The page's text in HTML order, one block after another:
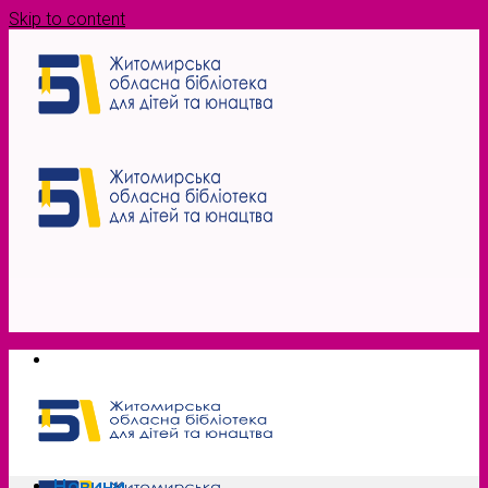
Skip to content